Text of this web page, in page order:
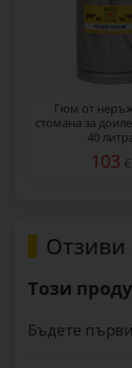
Гюм от
стомана за
40
103 €
Отзиви
Този
Бъдете